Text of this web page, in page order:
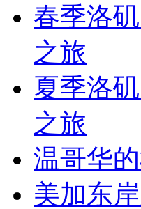
春季洛
之旅
夏季洛
之旅
温哥华
美加东